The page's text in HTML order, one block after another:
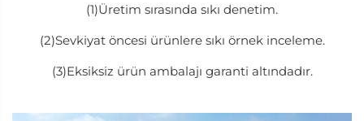
(1)Üretim sırasında sıkı denetim.
(2)Sevkiyat öncesi ürünlere sıkı örnek inceleme.
(3)Eksiksiz ürün ambalajı garanti altındadır.